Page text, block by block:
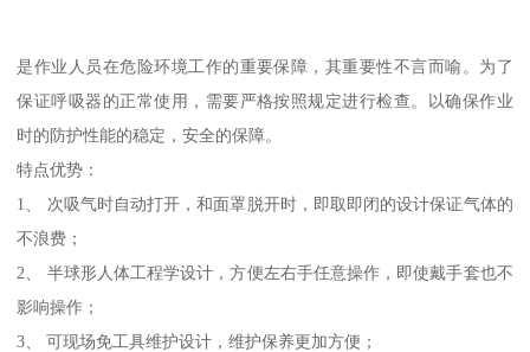
是作业人员在危险环境工作的重要保障，其重要性不言而喻。为了
保证呼吸器的正常使用，需要严格按照规定进行检查。以确保作业
时的防护性能的稳定，安全的保障。
特点优势：
1、 次吸气时自动打开，和面罩脱开时，即取即闭的设计保证气体的
不浪费；
2、 半球形人体工程学设计，方便左右手任意操作，即使戴手套也不
影响操作；
3、 可现场免工具维护设计，维护保养更加方便；